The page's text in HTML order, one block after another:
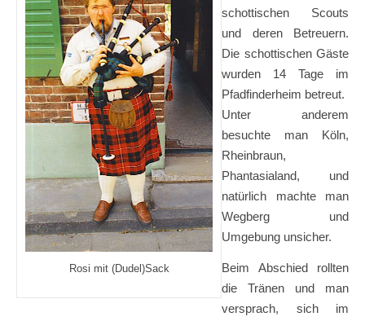
Rosi mit (Dudel)Sack
schottischen Scouts
und deren Betreuern.
Die schottischen Gäste
wurden 14 Tage im
Pfadfinderheim betreut.
Unter anderem
besuchte man Köln,
Rheinbraun,
Phantasialand, und
natürlich machte man
Wegberg und
Umgebung unsicher.
Beim Abschied rollten
die Tränen und man
versprach, sich im